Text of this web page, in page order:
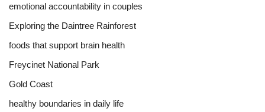
emotional accountability in couples
Exploring the Daintree Rainforest
foods that support brain health
Freycinet National Park
Gold Coast
healthy boundaries in daily life